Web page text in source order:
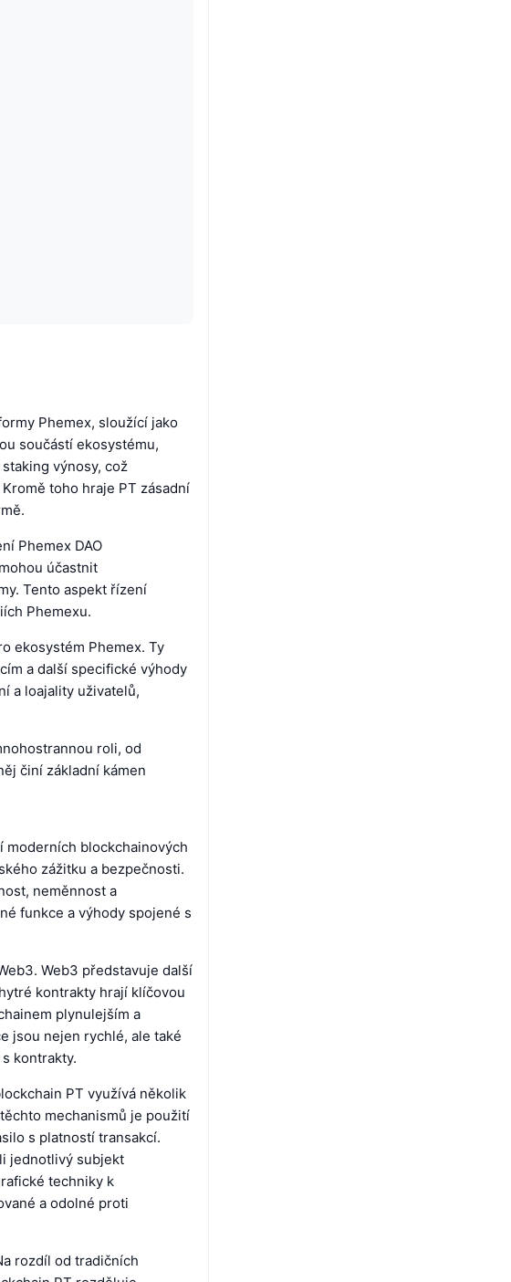
Phemex, sloužící jako
součástí ekosystému,
výnosy, což
toho hraje PT zásadní
Phemex DAO
účastnit
Tento aspekt řízení
Phemexu.
ekosystém Phemex. Ty
a další specifické výhody
a loajality uživatelů,
roli, od
činí základní kámen
moderních blockchainových
zážitku a bezpečnosti.
neměnnost a
funkce a výhody spojené s
Web3 představuje další
kontrakty hrají klíčovou
plynulejším a
jsou nejen rychlé, ale také
kontrakty.
PT využívá několik
mechanismů je použití
s platností transakcí.
jednotlivý subjekt
techniky k
a odolné proti
rozdíl od tradičních